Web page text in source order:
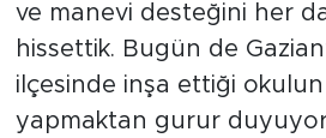
ve manevi desteğini her
hissettik. Bugün de
ilçesinde inşa ettiği okulun
yapmaktan gurur